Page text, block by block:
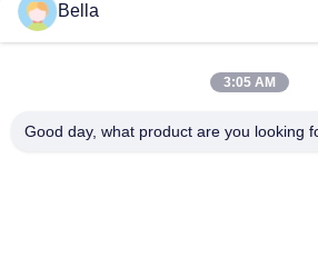
Волокно и
Хастеллой
Bella
3:05 AM
Good day, what product are you looking